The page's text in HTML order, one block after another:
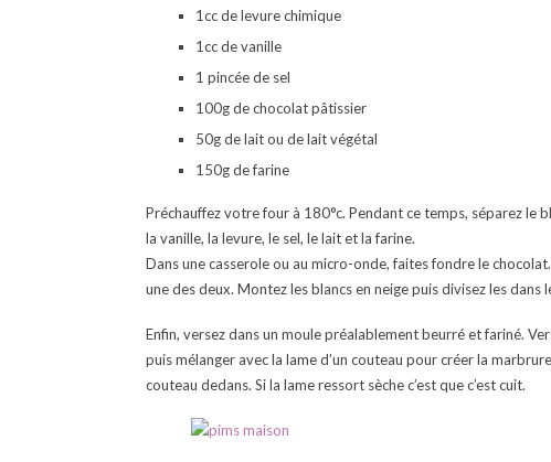
1cc de levure chimique
1cc de vanille
1 pincée de sel
100g de chocolat pâtissier
50g de lait ou de lait végétal
150g de farine
Préchauffez votre four à 180°c. Pendant ce temps, séparez le
la vanille, la levure, le sel, le lait et la farine.
Dans une casserole ou au micro-onde, faites fondre le
une des deux. Montez les blancs en neige puis divisez les
Enfin, versez dans un moule préalablement beurré et fariné.
puis mélanger avec la lame d’un couteau pour créer la
couteau dedans. Si la lame ressort sèche c’est que c’est cuit.